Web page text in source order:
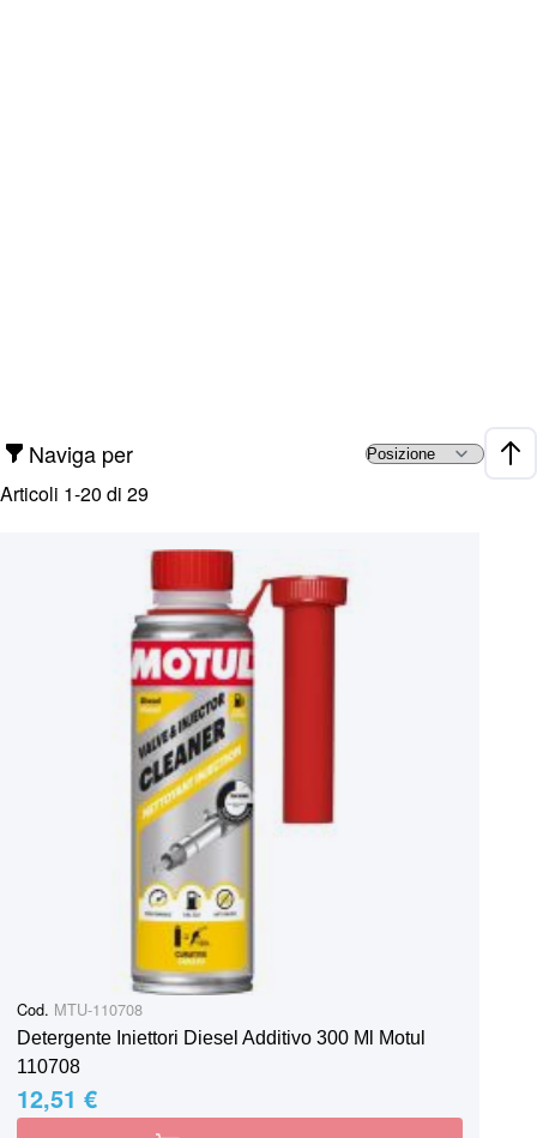
Naviga per
Articoli 1-20 di 29
Cod. MTU-110708
Detergente Iniettori Diesel Additivo 300 Ml Motul
110708
12,51 €